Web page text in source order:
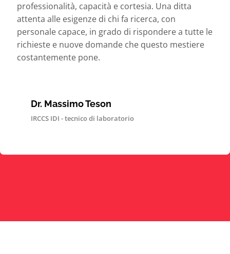
professionalità, capacità e cortesia. Una ditta
attenta alle esigenze di chi fa ricerca, con
personale capace, in grado di rispondere a tutte le
richieste e nuove domande che questo mestiere
costantemente pone.
Dr. Massimo Teson
IRCCS IDI - tecnico di laboratorio